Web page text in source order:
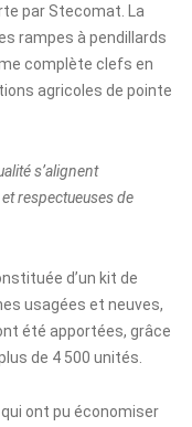
par Stecomat. La
rampes à pendillards
complète clefs en
agricoles de pointe
s’alignent
respectueuses de
d’un kit de
usagées et neuves,
été apportées, grâce
de 4 500 unités.
ont pu économiser